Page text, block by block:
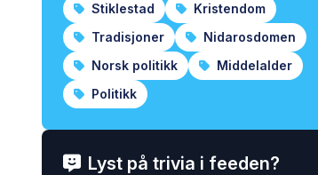
Stiklestad
Kristendom
Tradisjoner
Nidarosdomen
Norsk politikk
Middelalder
Politikk
Lyst på trivia i feeden?